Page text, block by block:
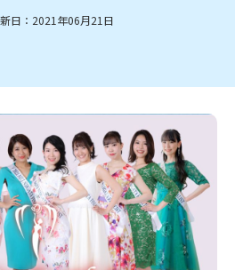
区 新潟市西区
新潟市北区
区 新潟市秋葉区
新潟市西蒲区
籠
胎内・粟島
・阿賀野・阿賀
燕・弥彦
日町・津南
魚沼・南魚沼・湯沢
越・妙高・糸魚川
閉店
長岡市・開店
店
・閉店
テイクアウト
季節・期間限定
焼肉
パスタ
カツ・豚カツ
デカ盛り・大盛り
食 海鮮・鮨
そば・うどん
ン・クラフトビール
ーデン・暑気払い
向け 花火大会
入場無料
学生スポーツ アルビレックス
貨
浴 ホテル 旅館
水族館
スキー場
リユース・買取
ンモール
ラブラ万代・ラブラ2
新潟伊勢丹
ピア万代
ィオPATIO
新潟人
キャンペーン
生活サービス
旅行・レジャー
家電・携帯電話
通販・EC イベント
求人
チラシ
長岡・見附 チラシ
注目 チラシ
週末セール
リニューアルセール
年末・初売りセール
日：2021年06月21日